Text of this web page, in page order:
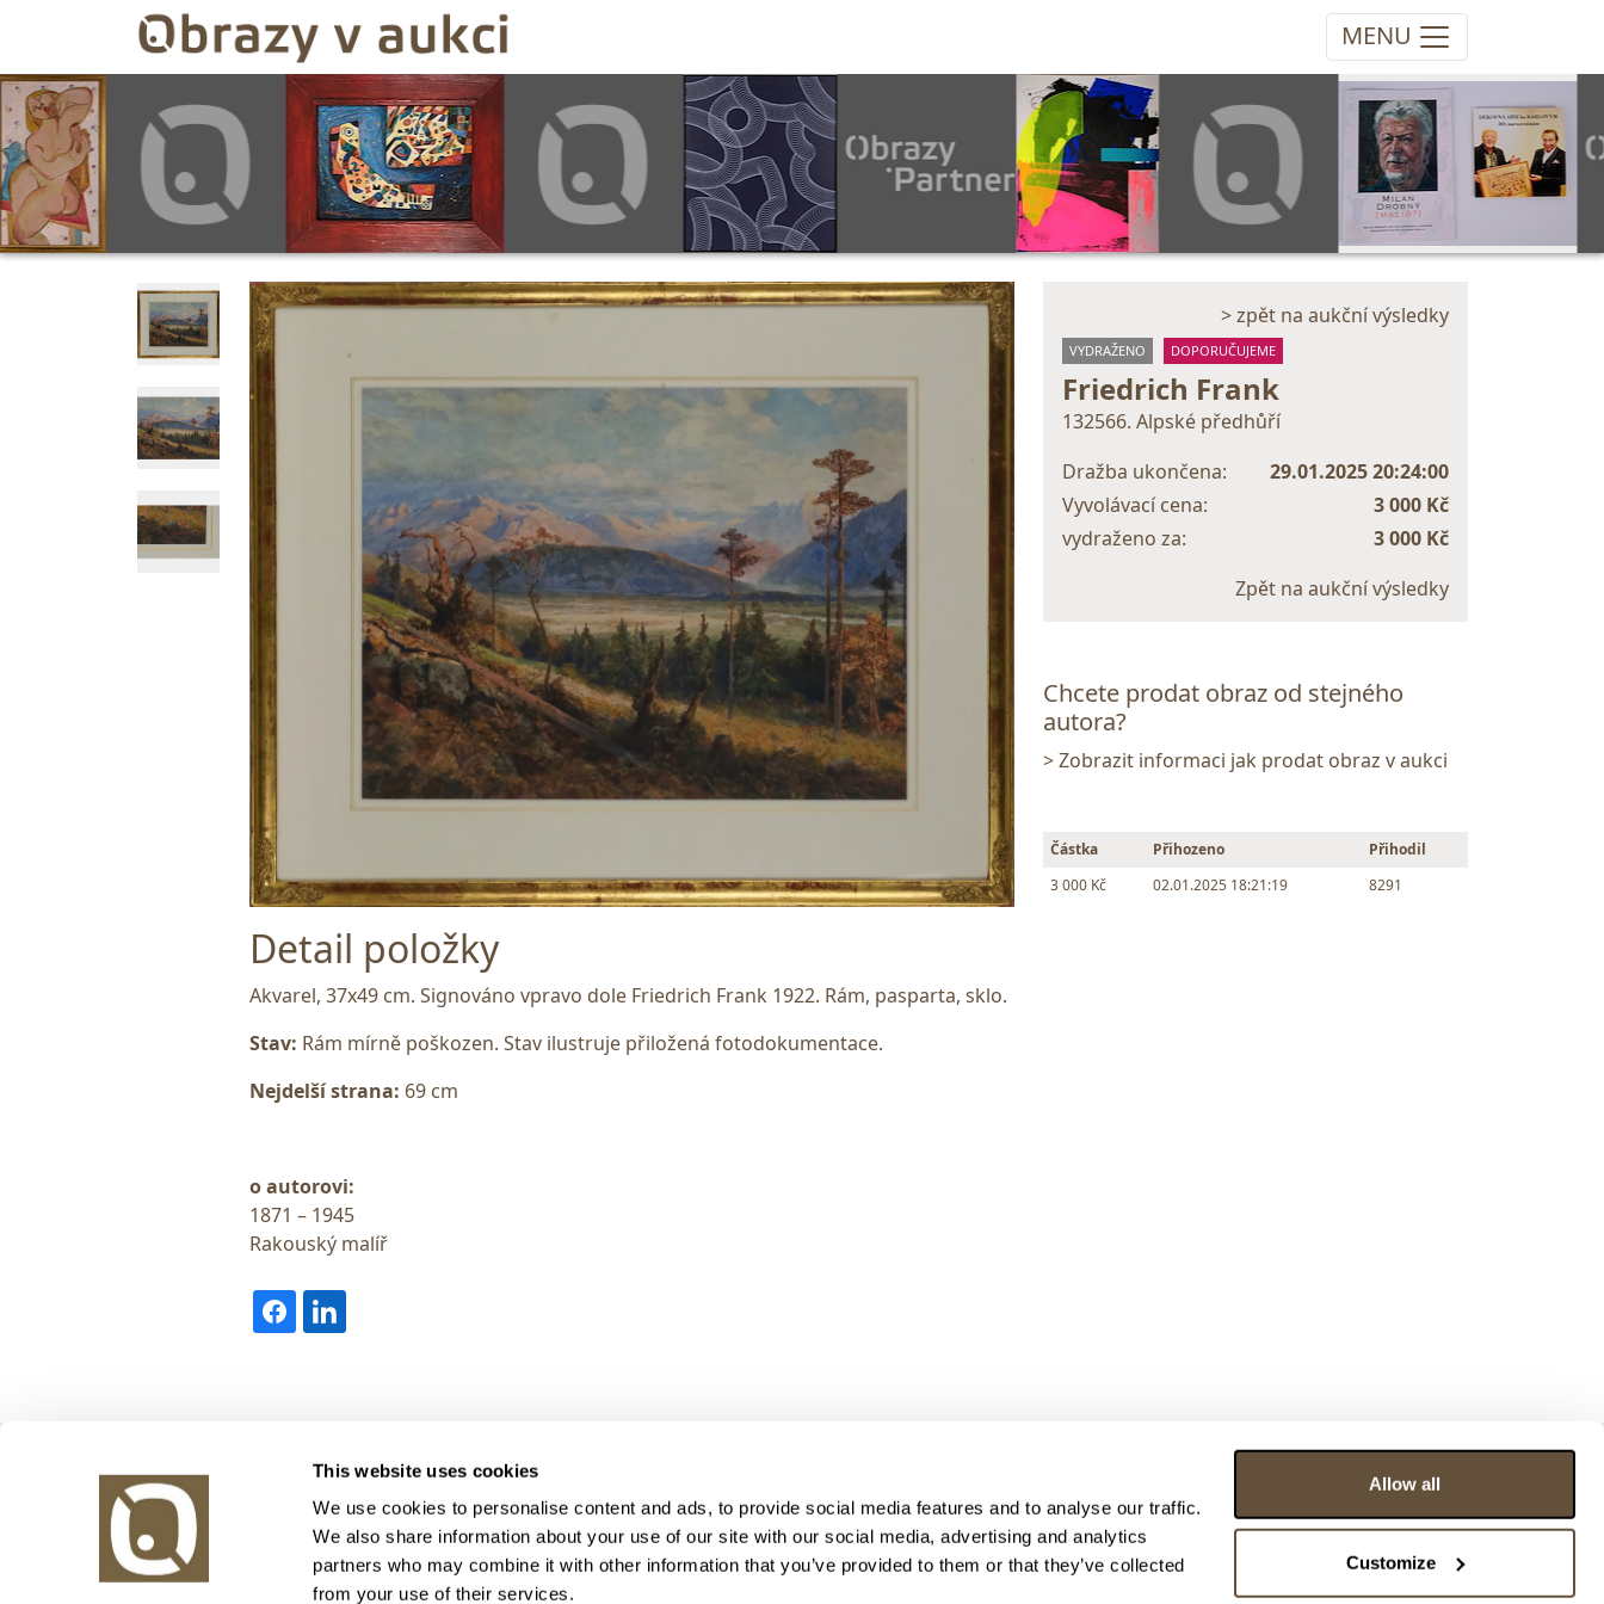
This website uses cookies
We use cookies to personalise content and ads, to provide social media features and to analyse our traffic.
We also share information about your use of our site with our social media, advertising and analytics
partners who may combine it with other information that you’ve provided to them or that they’ve collected
from your use of their services.
Allow all
Customize
MENU
Detail položky
Akvarel, 37x49 cm. Signováno vpravo dole Friedrich Frank 1922. Rám, pasparta, sklo.
Stav: Rám mírně poškozen. Stav ilustruje přiložená fotodokumentace.
Nejdelší strana: 69 cm
o autorovi:
1871 – 1945
Rakouský malíř
> zpět na aukční výsledky
VYDRAŽENO DOPORUČUJEME
Friedrich Frank
132566. Alpské předhůří
Dražba ukončena:
29.01.2025 20:24:00
Vyvolávací cena:
3 000 Kč
vydraženo za:
3 000 Kč
Zpět na aukční výsledky
Chcete prodat obraz od stejného
autora?
> Zobrazit informaci jak prodat obraz v aukci
Částka Přihozeno
Přihodil
3 000 Kč
02.01.2025 18:21:19 8291
Korunní 972/75
130 00 Praha 3
tel.: +420 800 10 10 10, +420 737 196 183
E-mail: info@obrazyvaukci.cz
> Obchodní podmínky
> Kontakty
> GDPR